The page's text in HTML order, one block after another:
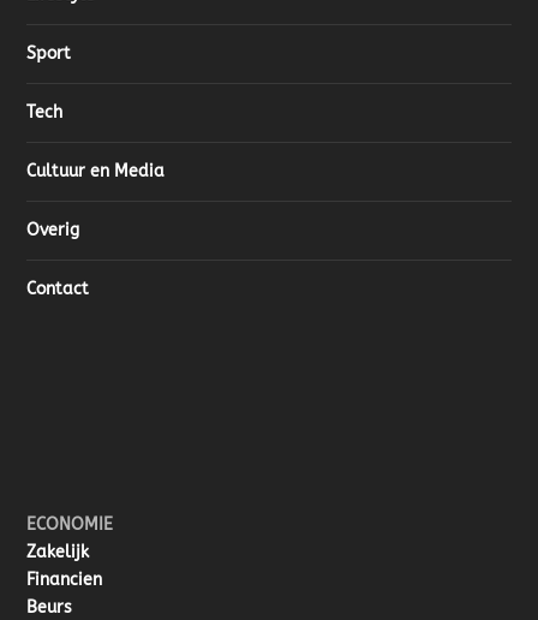
Sport
Tech
Cultuur en Media
Overig
Contact
ECONOMIE
Zakelijk
Financien
Beurs